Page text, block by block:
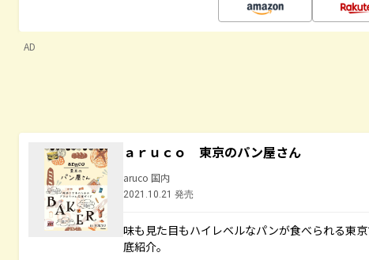
AD
ａｒｕｃｏ 東京のパン屋さん
aruco 国内
2021.10.21 発売
味も見た目もハイレベルなパンが食べられる東
底紹介。